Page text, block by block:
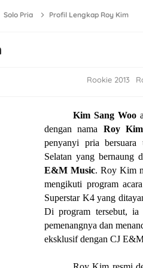
Solo Pria Profil Lengkap Roy Kim
Rookie 2013
Kim Sang Woo
dengan nama Roy Kim
penyanyi pria
Selatan yang bernaung
E&M Music. Roy Kim
mengikuti program
Superstar K4 yang
Di program tersebut, ia
pemenangnya dan
eksklusif dengan CJ